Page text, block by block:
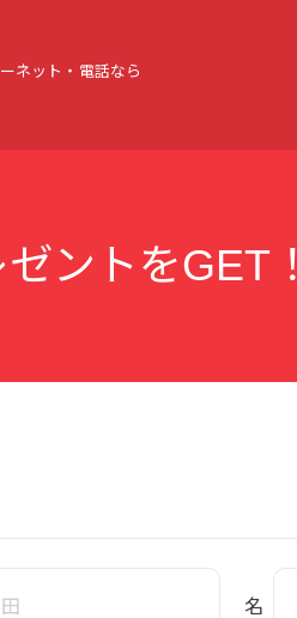
ネット・電話なら
ントをGET！
名